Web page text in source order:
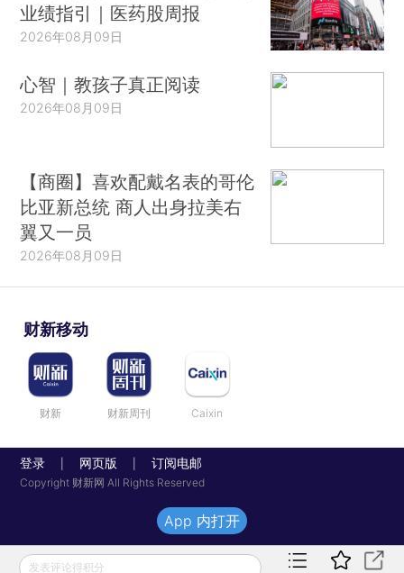
业绩指引｜医药股周报
2026年08月09日
心智｜教孩子真正阅读
2026年08月09日
【商圈】喜欢配戴名表的哥伦
比亚新总统 商人出身拉美右
翼又一员
2026年08月09日
财新移动
财新 财新周刊 Caixin
登录 网页版 订阅电邮
Copyright 财新网 All Rights Reserved
发表评论得积分
App 内打开